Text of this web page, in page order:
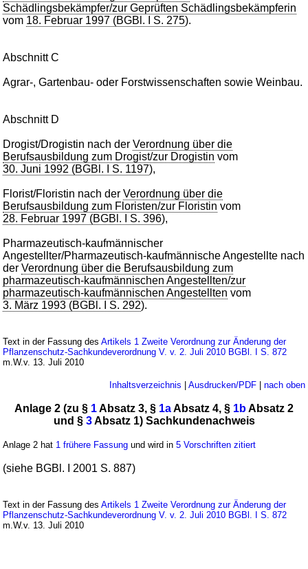
Schädlingsbekämpfer/zur Geprüften Schädlingsbekämpferin
vom 18. Februar 1997 (BGBl. I S. 275).
Abschnitt C
Agrar-, Gartenbau- oder Forstwissenschaften sowie Weinbau.
Abschnitt D
Drogist/Drogistin nach derVerordnung über die
Berufsausbildung zum Drogist/zur Drogistin vom
30. Juni 1992 (BGBl. I S. 1197),
Florist/Floristin nach derVerordnung über die
Berufsausbildung zum Floristen/zur Floristin vom
28. Februar 1997 (BGBl. I S. 396),
Pharmazeutisch-kaufmännischer
Angestellter/Pharmazeutisch-kaufmännische Angestellte nach
derVerordnung über die Berufsausbildung zum
pharmazeutisch-kaufmännischen Angestellten/zur
pharmazeutisch-kaufmännischen Angestellten vom
3. März 1993 (BGBl. I S. 292).
Text in der Fassung desArtikels 1 Zweite Verordnung zur Änderung der
Pflanzenschutz-Sachkundeverordnung V. v. 2. Juli 2010 BGBl. I S. 872
m.W.v. 13. Juli 2010
Inhaltsverzeichnis | Ausdrucken/PDF| nach oben
Anlage 2 (zu § 1Absatz 3, § 1aAbsatz 4, § 1bAbsatz 2
und § 3Absatz 1) Sachkundenachweis
Anlage 2 hat 1 frühere Fassung und wird in5 Vorschriften zitiert
(siehe BGBl. I 2001 S. 887)
Text in der Fassung desArtikels 1 Zweite Verordnung zur Änderung der
Pflanzenschutz-Sachkundeverordnung V. v. 2. Juli 2010 BGBl. I S. 872
m.W.v. 13. Juli 2010